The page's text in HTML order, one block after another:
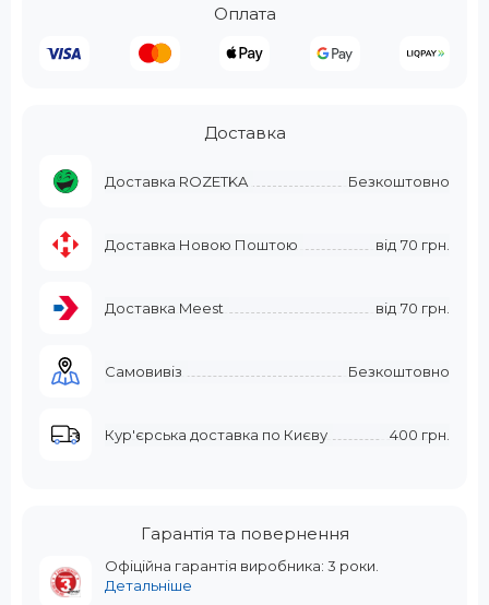
Оплата
Доставка
Доставка ROZETKA Безкоштовно
Доставка Новою Поштою від 70 грн.
Доставка Meest від 70 грн.
Самовивіз Безкоштовно
Кур'єрська доставка по Києву 400 грн.
Гарантія та повернення
Офіційна гарантія виробника: 3 роки.
Детальніше